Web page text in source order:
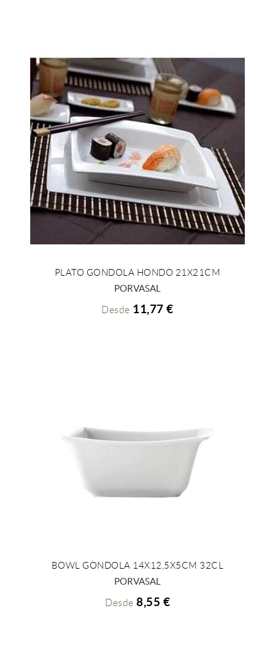
+ INFO
PLATO GONDOLA HONDO 21X21CM
PORVASAL
Desde 11,77 €
+ INFO
BOWL GONDOLA 14X12,5X5CM 32CL
PORVASAL
Desde 8,55 €